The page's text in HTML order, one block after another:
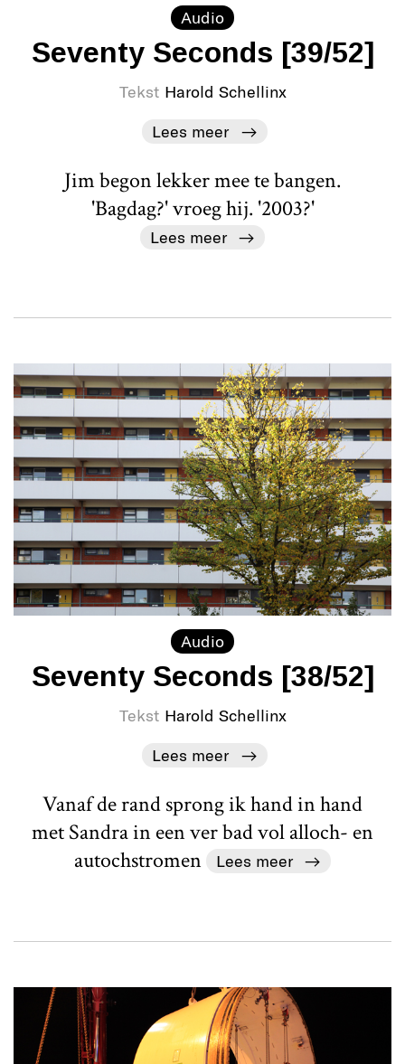
Audio
Seventy Seconds [39/52]
Tekst Harold Schellinx
Lees meer
Jim begon lekker mee te bangen.
'Bagdag?' vroeg hij. '2003?'
Lees meer
Audio
Seventy Seconds [38/52]
Tekst Harold Schellinx
Lees meer
Vanaf de rand sprong ik hand in hand
met Sandra in een ver bad vol alloch- en
autochstromen
Lees meer